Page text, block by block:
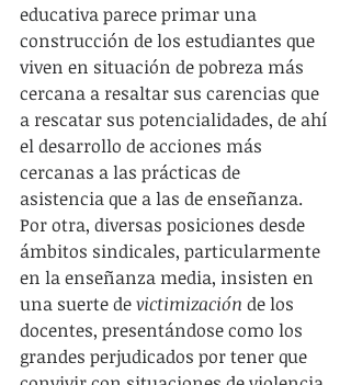
educativa parece primar una
construcción de los estudiantes que
viven en situación de pobreza más
cercana a resaltar sus carencias que
a rescatar sus potencialidades, de ahí
el desarrollo de acciones más
cercanas a las prácticas de
asistencia que a las de enseñanza.
Por otra, diversas posiciones desde
ámbitos sindicales, particularmente
en la enseñanza media, insisten en
una suerte de victimización de los
docentes, presentándose como los
grandes perjudicados por tener que